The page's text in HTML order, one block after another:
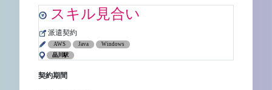
スキル見合い
派遣契約
AWS Java
Windows
品川駅
契約期間